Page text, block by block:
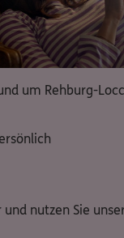
um Rehburg-
und nutzen Sie